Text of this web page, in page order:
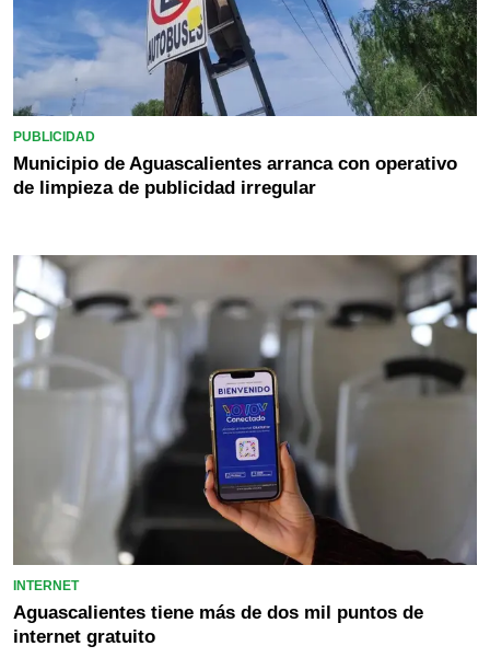
PUBLICIDAD
Municipio de Aguascalientes arranca con operativo
de limpieza de publicidad irregular
INTERNET
Aguascalientes tiene más de dos mil puntos de
internet gratuito